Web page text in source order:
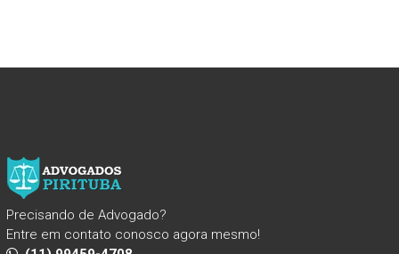
Precisando de Advogado?
Entre em contato conosco agora mesmo!